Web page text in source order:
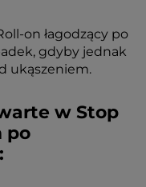
on łagodzący po
gdyby jednak
ukąszeniem.
w Stop
po